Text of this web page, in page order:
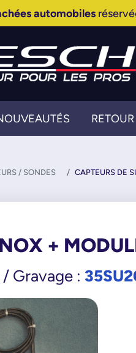
automobiles
/ SONDES CAPTEURS DE
+
Gravage :